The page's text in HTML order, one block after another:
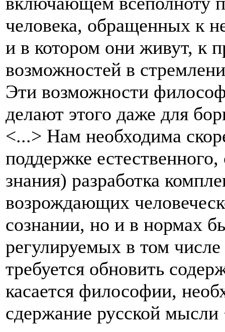
человека, обращенных к
и в котором они живут, к
возможностей в
Эти возможности
делают этого даже для
<...> Нам необходима
поддержке
знания) разработка
возрождающих
сознании, но и в нормах
регулируемых в том
требуется обновить
касается философии,
сдержание русской